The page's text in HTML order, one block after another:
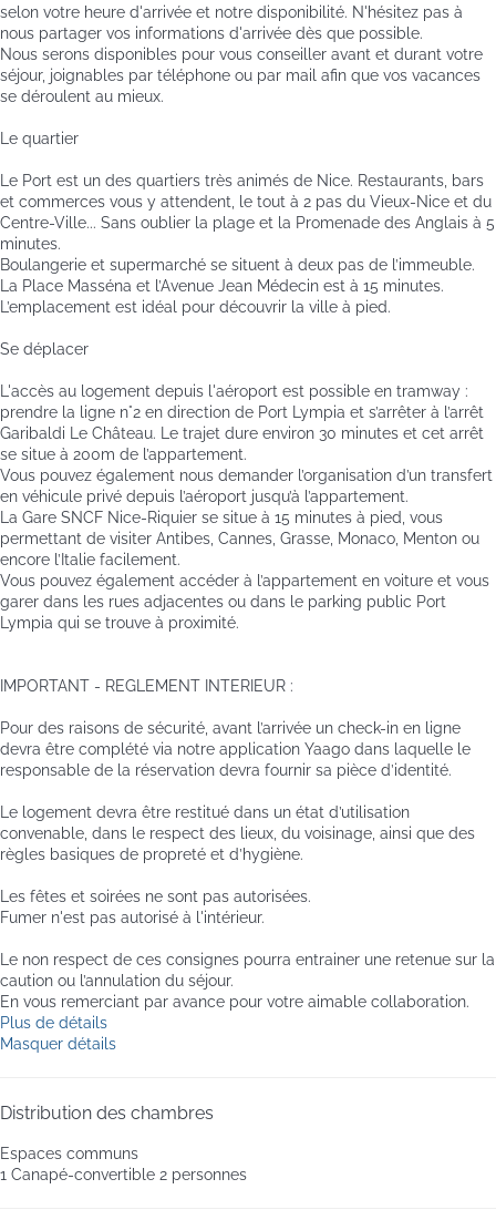
selon votre heure d'arrivée et notre disponibilité. N'hésitez pas à
nous partager vos informations d'arrivée dès que possible.
Nous serons disponibles pour vous conseiller avant et durant votre
séjour, joignables par téléphone ou par mail afin que vos vacances
se déroulent au mieux.
Le quartier
Le Port est un des quartiers très animés de Nice. Restaurants, bars
et commerces vous y attendent, le tout à 2 pas du Vieux-Nice et du
Centre-Ville... Sans oublier la plage et la Promenade des Anglais à 5
minutes.
Boulangerie et supermarché se situent à deux pas de l’immeuble.
La Place Masséna et l’Avenue Jean Médecin est à 15 minutes.
L’emplacement est idéal pour découvrir la ville à pied.
Se déplacer
L'accès au logement depuis l'aéroport est possible en tramway :
prendre la ligne n°2 en direction de Port Lympia et s’arrêter à l’arrêt
Garibaldi Le Château. Le trajet dure environ 30 minutes et cet arrêt
se situe à 200m de l’appartement.
Vous pouvez également nous demander l’organisation d’un transfert
en véhicule privé depuis l’aéroport jusqu’à l’appartement.
La Gare SNCF Nice-Riquier se situe à 15 minutes à pied, vous
permettant de visiter Antibes, Cannes, Grasse, Monaco, Menton ou
encore l’Italie facilement.
Vous pouvez également accéder à l’appartement en voiture et vous
garer dans les rues adjacentes ou dans le parking public Port
Lympia qui se trouve à proximité.
IMPORTANT - REGLEMENT INTERIEUR :
Pour des raisons de sécurité, avant l’arrivée un check-in en ligne
devra être complété via notre application Yaago dans laquelle le
responsable de la réservation devra fournir sa pièce d’identité.
Le logement devra être restitué dans un état d’utilisation
convenable, dans le respect des lieux, du voisinage, ainsi que des
règles basiques de propreté et d’hygiène.
Les fêtes et soirées ne sont pas autorisées.
Fumer n'est pas autorisé à l'intérieur.
Le non respect de ces consignes pourra entrainer une retenue sur la
caution ou l’annulation du séjour.
En vous remerciant par avance pour votre aimable collaboration.
Plus de détails
Masquer détails
Distribution des chambres
Espaces communs
1 Canapé-convertible 2 personnes